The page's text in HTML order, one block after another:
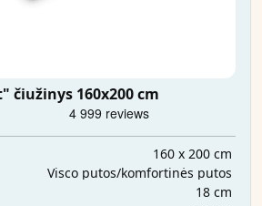
čiužinys 160x200 cm
160 x 200 cm
Visco putos/komfortinės putos
18 cm